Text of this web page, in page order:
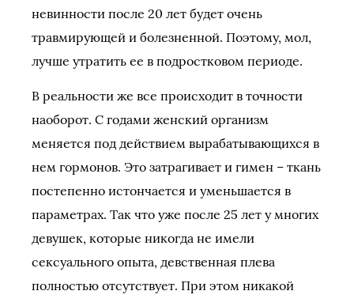
невинности после 20 лет будет очень
травмирующей и болезненной. Поэтому, мол,
лучше утратить ее в подростковом периоде.
В реальности же все происходит в точности
наоборот. С годами женский организм
меняется под действием вырабатывающихся в
нем гормонов. Это затрагивает и гимен – ткань
постепенно истончается и уменьшается в
параметрах. Так что уже после 25 лет у многих
девушек, которые никогда не имели
сексуального опыта, девственная плева
полностью отсутствует. При этом никакой